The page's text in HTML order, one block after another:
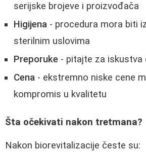
serijske brojeve i proizvođača
Higijena - procedura mora biti
sterilnim uslovima
Preporuke - pitajte za iskustva
Cena - ekstremno niske cene
kompromis u kvalitetu
Šta očekivati nakon tretmana?
Nakon biorevitalizacije česte su: